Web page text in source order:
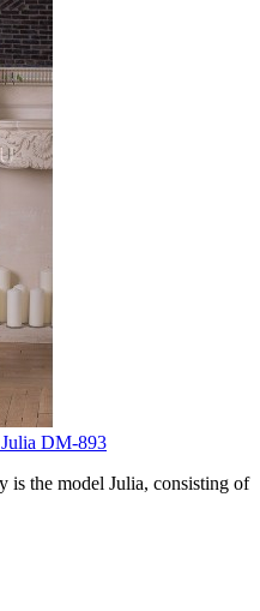
DM-893
is the model Julia, consisting of